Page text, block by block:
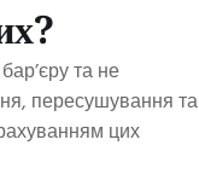
та не
пересушування та
цих